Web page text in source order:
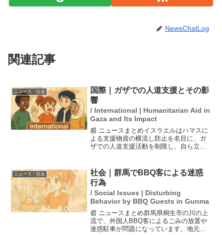
NewsChatLog
関連記事
ニュース・社会
国際｜ガザでの人道支援とその影
響
/ International | Humanitarian Aid in
Gaza and Its Impact
📰 ニュースまとめイスラエルはハマスに
よる支援物資の横流し防止を名目に、ガ
ザでの人道支援活動を制限し、自ら立ち
のパレスチナ人の殺害が相次ぎ、「死の
わな」と呼ばれている...
ニュース・社会
社会｜群馬でBBQ客による迷惑
行為
/ Social Issues | Disturbing
Behavior by BBQ Guests in Gunma
📰 ニュースまとめ群馬県桐生市の川の上
流で、外国人BBQ客によるごみの放置や
迷惑駐車が問題になっています。地元住